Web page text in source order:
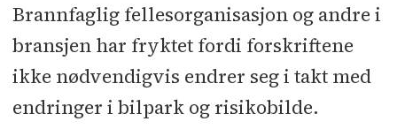
Brannfaglig fellesorganisasjon og andre i
bransjen har fryktet fordi forskriftene
ikke nødvendigvis endrer seg i takt med
endringer i bilpark og risikobilde.